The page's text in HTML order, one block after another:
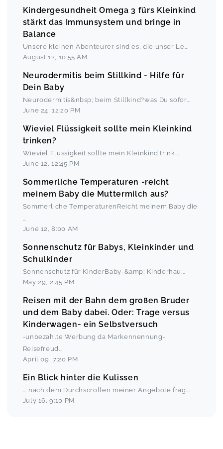
Kindergesundheit Omega 3 fürs Kleinkind
stärkt das Immunsystem und bringe in
Balance
Unsere kleinen Abenteurer sind es, die unser Le...
August 12 10:55 AM
Neurodermitis beim Stillkind - Hilfe für
Dein Baby
Neurodermitis&nbsp; beim Stillkind?was Du sofor...
June 24 ,12:20 PM
Wieviel Flüssigkeit sollte mein Kleinkind
trinken?
Wieviel Flüssigkeit sollte mein Kleinkind trink...
June 12 ,12:45 PM
Sommerliche Temperaturen -reicht
meinem Baby die Muttermilch aus?
Sommerliche TemperaturenReicht meinem Baby die
...
June 12 ,8:00 AM
Sonnenschutz für Babys, Kleinkinder und
Schulkinder
Sonnenschutz für KinderBaby-&amp; Kinderhau ...
May 29
2:45 PM
Reisen mit der Bahn dem großen Bruder
und dem Baby dabei. Oder: Trage versus
Kinderwagen- ein Selbstversuch
-unbezahlte Werbung da Markennennung-
Reisefreud ...
April 09 ,7:20 PM
Ein Blick hinter die Kulissen
... nach dem Durchscrollen meiner Angebote frag ...
July 16 ,9:10 PM